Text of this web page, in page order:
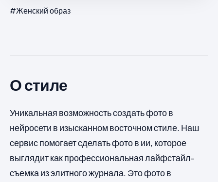
#Женский образ
О стиле
Уникальная возможность создать фото в
нейросети в изысканном восточном стиле. Наш
сервис помогает сделать фото в ии, которое
выглядит как профессиональная лайфстайл-
съемка из элитного журнала. Это фото в